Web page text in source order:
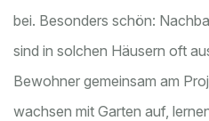
bei. Besonders schön:
sind in solchen Häusern oft
Bewohner gemeinsam am
wachsen mit Garten auf,